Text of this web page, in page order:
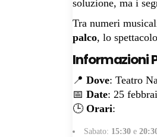
soluzione, ma i
Tra numeri
palco, lo
Informazioni
📍 Dove: Teatro
📅 Date: 25
🕒 Orari:
Sabato: 15:30 e